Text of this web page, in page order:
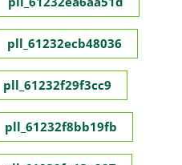
pll_61232ecb48036
pll_61232f29f3cc9
pll_61232f8bb19fb